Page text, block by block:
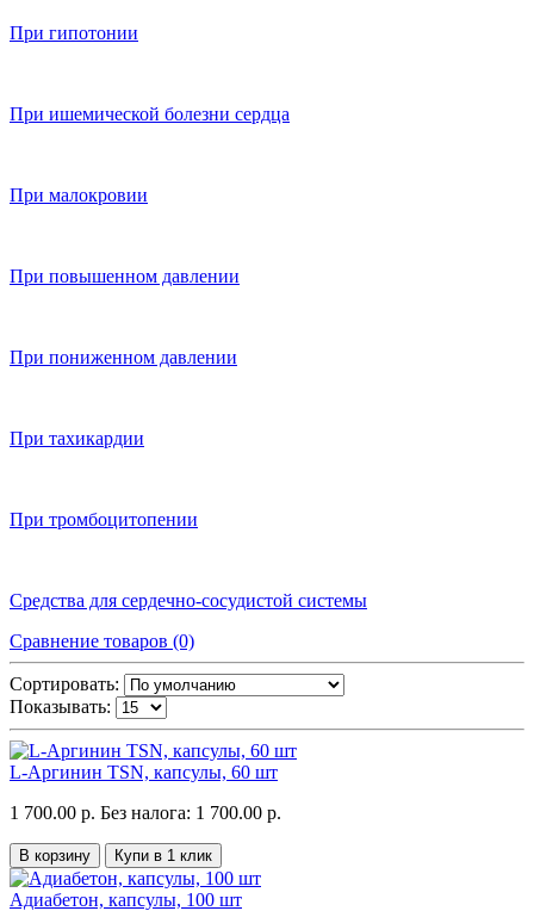
При гипотонии
При ишемической болезни сердца
При малокровии
При повышенном давлении
При пониженном давлении
При тахикардии
При тромбоцитопении
Средства для сердечно-сосудистой системы
Сравнение товаров (0)
Сортировать:
Показывать:
L-Аргинин TSN, капсулы, 60 шт
1 700.00 р. Без налога: 1 700.00 р.
В корзину Купи в 1 клик
Адиабетон, капсулы, 100 шт